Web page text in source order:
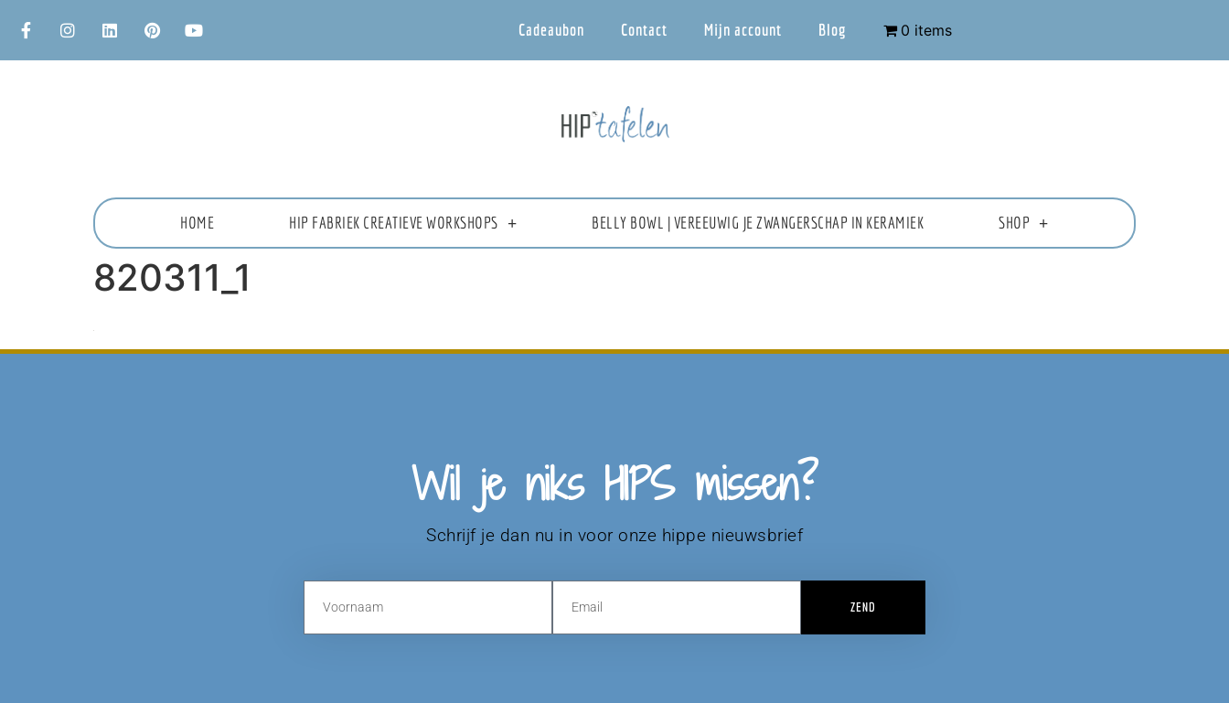
Cadeaubon Contact Mijn account Blog 0 items
HOME HIP FABRIEK CREATIEVE WORKSHOPS BELLY BOWL | VEREEUWIG JE ZWANGERSCHAP IN KERAMIEK SHOP
820311_1
Wil je niks HIPS missen?
Schrijf je dan nu in voor onze hippe nieuwsbrief
ZEND